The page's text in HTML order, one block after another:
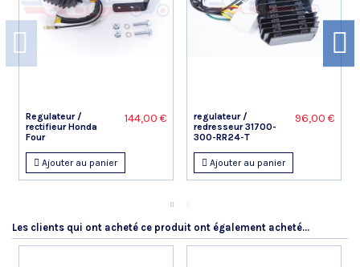
Thierry D.
(Date de commande : 19/06/2023)
Produit correspondant intégralement à la pièce d'origine
LUC S.
Publié le 30/06/2023 à 20:18 (Date de commande : 12/06/2023)
Pas encore monté
(Date de commande : 23/05/2020)
Comme l'original
Regulateur /
rectifieur Honda
Four
144,00 €
Ajouter au panier
regulateur /
redresseur 31700-
300-RR24-T
96,00 €
Ajouter au panier
Les clients qui ont acheté ce produit ont également acheté...